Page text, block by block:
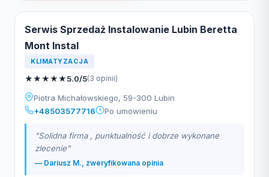
Serwis Sprzedaż Instalowanie Lubin Beretta
Mont Instal
KLIMATYZACJA
★★★★★5.0/5(3 opinii)
Piotra Michałowskiego, 59-300 Lubin
+48503577716
Po umowieniu
"Solidna firma , punktualność i dobrze wykonane
zlecenie"
— Dariusz M., zweryfikowana opinia